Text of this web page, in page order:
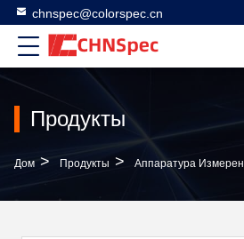
chnspec@colorspec.cn
Продукты
Дом > Продукты > Аппаратура